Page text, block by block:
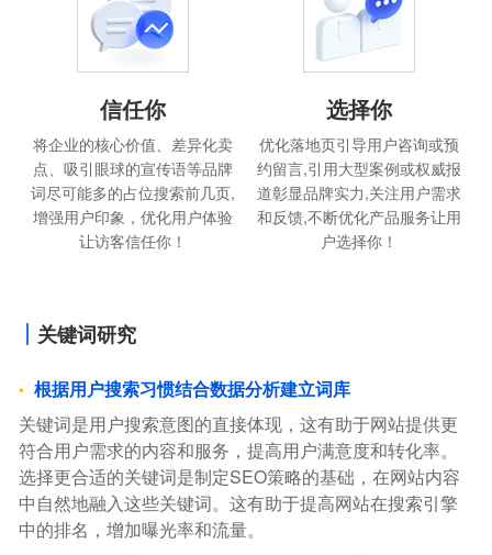
信任你
将企业的核心价值、差异化卖
点、吸引眼球的宣传语等品牌
词尽可能多的占位搜索前几页,
增强用户印象，优化用户体验
让访客信任你！
选择你
优化落地页引导用户咨询或预
约留言,引用大型案例或权威报
道彰显品牌实力,关注用户需求
和反馈,不断优化产品服务让用
户选择你！
关键词研究
根据用户搜索习惯结合数据分析建立词库
关键词是用户搜索意图的直接体现，这有助于网站提供更
符合用户需求的内容和服务，提高用户满意度和转化率。
选择更合适的关键词是制定SEO策略的基础，在网站内容
中自然地融入这些关键词。这有助于提高网站在搜索引擎
中的排名，增加曝光率和流量。